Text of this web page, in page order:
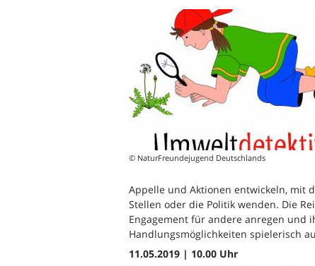
© NaturFreundejugend Deutschlands
Appelle und Aktionen entwickeln, mit
Stellen oder die Politik wenden. Die
Engagement für andere anregen und
Handlungsmöglichkeiten spielerisch
11.05.2019 | 10.00 Uhr